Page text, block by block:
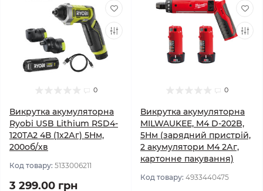
0
Викрутка акумуляторна
Ryobi USB Lithium RSD4-
120TA2 4В (1х2Аг) 5Нм,
200об/хв
Код товару: 5133006211
3 299.00 грн
0
Викрутка акумуляторна
MILWAUKEE, M4 D-202B,
5Нм (зарядний пристрій,
2 акумулятори М4 2Аг,
картонне пакування)
Код товару: 4933440475